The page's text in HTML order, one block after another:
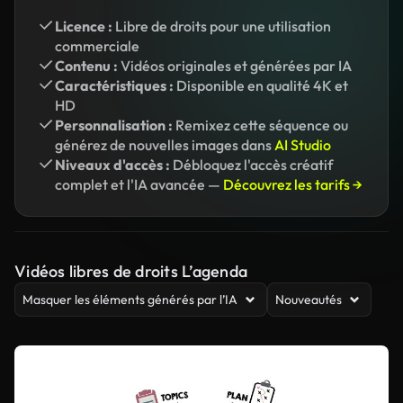
Licence : Libre de droits pour une utilisation
commerciale
Contenu : Vidéos originales et générées par IA
Caractéristiques : Disponible en qualité 4K et
HD
Personnalisation : Remixez cette séquence ou
générez de nouvelles images dansAI Studio
Niveaux d'accès : Débloquez l'accès créatif
complet et l'IA avancée — Découvrez les tarifs →
Vidéos libres de droits L’agenda
Masquer les éléments générés par l’IA Nouveautés